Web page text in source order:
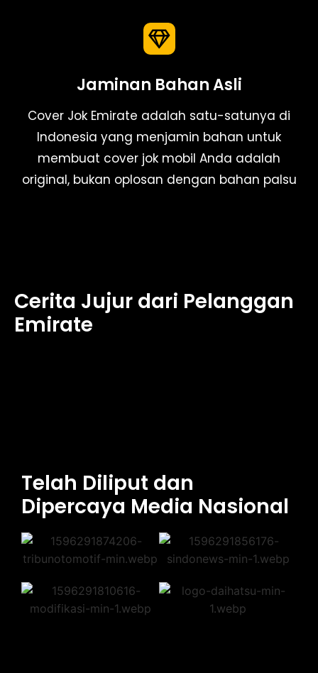
Jaminan Bahan Asli
Cover Jok Emirate adalah satu-satunya di
Indonesia yang menjamin bahan untuk
membuat cover jok mobil Anda adalah
original, bukan oplosan dengan bahan palsu
Cerita Jujur dari Pelanggan
Emirate
Telah Diliput dan
Dipercaya Media Nasional